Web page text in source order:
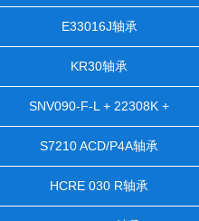
E33016J轴承
KR30轴承
SNV090-F-L + 22308K +
H2308X106 + TCV608轴承
S7210 ACD/P4A轴承
HCRE 030 R轴承